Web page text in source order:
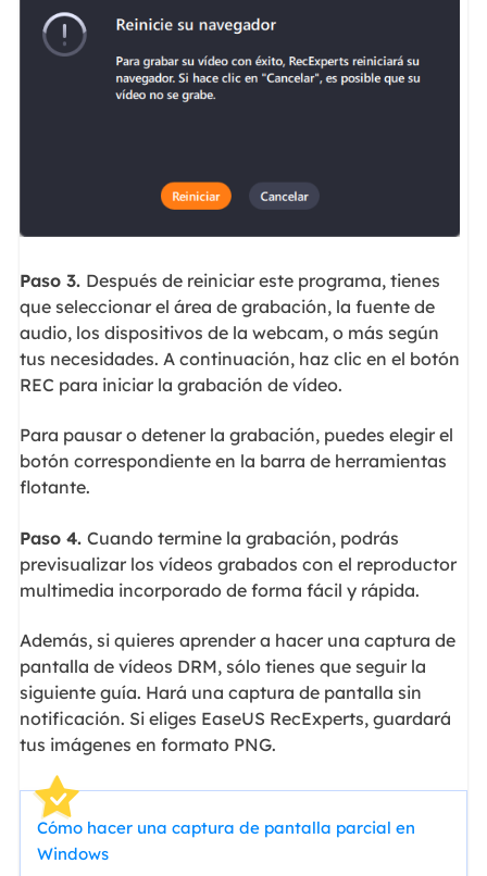
Paso 3. Después de reiniciar este programa, tienes
que seleccionar el área de grabación, la fuente de
audio, los dispositivos de la webcam, o más según
tus necesidades. A continuación, haz clic en el botón
REC para iniciar la grabación de vídeo.
Para pausar o detener la grabación, puedes elegir el
botón correspondiente en la barra de herramientas
flotante.
Paso 4. Cuando termine la grabación, podrás
previsualizar los vídeos grabados con el reproductor
multimedia incorporado de forma fácil y rápida.
Además, si quieres aprender a hacer una captura de
pantalla de vídeos DRM, sólo tienes que seguir la
siguiente guía. Hará una captura de pantalla sin
notificación. Si eliges EaseUS RecExperts, guardará
tus imágenes en formato PNG.
Cómo hacer una captura de pantalla parcial en
Windows